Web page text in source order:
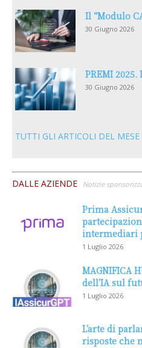
Il “Modulo
30 Giugno 2026
PREMI 2025.
30 Giugno 2026
TUTTI GLI ARTICOLI DEL MESE
DALLE AZIENDE Notizie
Prima
intermediari
1 Luglio 2026
MAGNIFICA
dell’IA sul
1 Luglio 2026
L’arte di
risposte che